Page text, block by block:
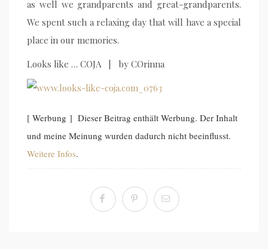
as well we grandparents and great-grandparents.
We spent such a relaxing day that will have a special
place in our memories.
Looks like … COJA | by COrinna
[ Werbung ] Dieser Beitrag enthält Werbung. Der Inhalt
und meine Meinung wurden dadurch nicht beeinflusst.
Weitere Infos.